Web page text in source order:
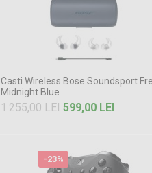
Casti Wireless Bose Soundsport
Midnight Blue
1.255,00 LEI 599,00 LEI
-23%